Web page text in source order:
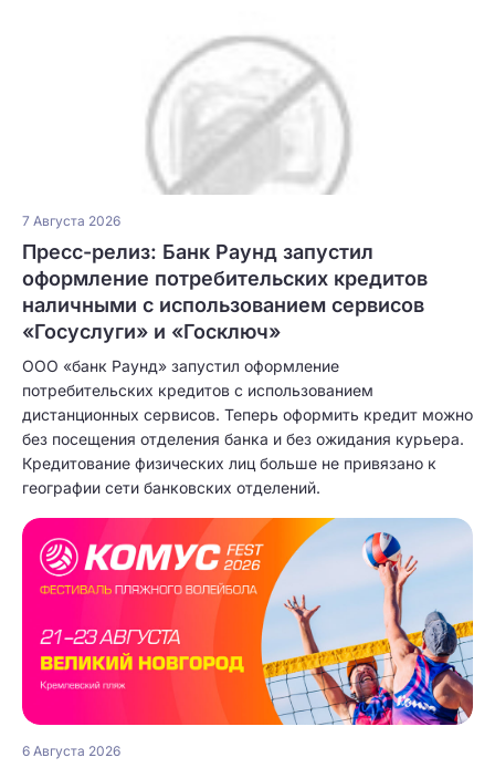
7 Августа 2026
Пресс-релиз: Банк Раунд запустил
оформление потребительских кредитов
наличными с использованием сервисов
«Госуслуги» и «Госключ»
ООО «банк Раунд» запустил оформление
потребительских кредитов с использованием
дистанционных сервисов. Теперь оформить кредит можно
без посещения отделения банка и без ожидания курьера.
Кредитование физических лиц больше не привязано к
географии сети банковских отделений.
6 Августа 2026